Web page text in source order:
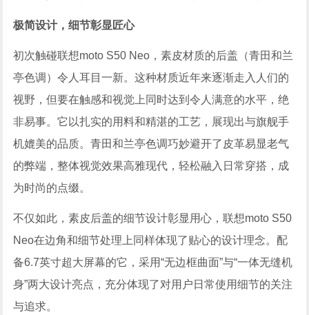
极简设计，细节彰显匠心
初次触碰联想moto S50 Neo，素皮材质的后盖（青田和兰
亭色调）令人耳目一新。这种材质近年来逐渐走入人们的
视野，但要在触感和视觉上同时达到令人满意的水平，绝
非易事。它以扎实的用料和精湛的工艺，展现出与旗舰手
机媲美的品质。青田和兰亭色调巧妙避开了皮革易显老气
的弊端，整体视觉效果高雅现代，轻松融入日常穿搭，成
为时尚的点缀。
不仅如此，素皮后盖的细节设计彰显用心，联想moto S50
Neo在边角和细节处理上同样体现了贴心的设计理念。配
备6.7英寸超大屏幕的它，采用“无边框曲面”与“一体无缝机
身”两大设计亮点，充分体现了对用户日常使用细节的关注
与追求。